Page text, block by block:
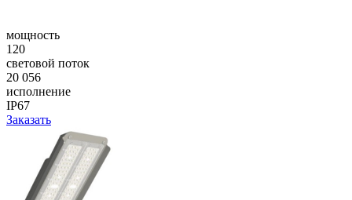
мощность
120
световой поток
20 056
исполнение
IP67
Заказать